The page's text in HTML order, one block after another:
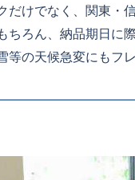
だけでなく、関東・
ちろん、納品期日に
等の天候急変にもフ